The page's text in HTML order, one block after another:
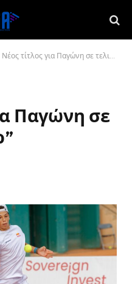
Νέος τίτλος για Παγώνη σε τελικό “θρίλερ”
Παγώνη σε